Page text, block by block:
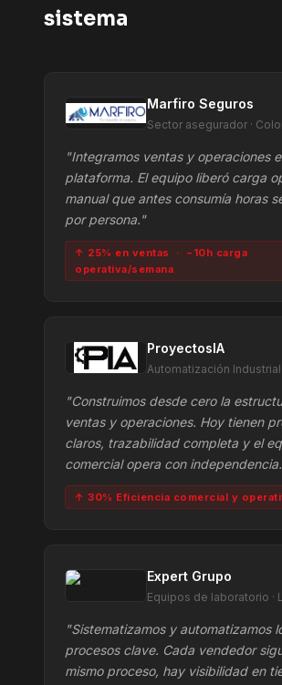
sistema
Marfiro Seguros
Sector asegurador ·
"Integramos ventas y operaciones
plataforma. El equipo liberó carga
manual que antes consumía horas
por persona."
↑ 25% en ventas · −10h carga
operativa/semana
ProyectosIA
Automatización Industrial
"Construimos desde cero la
ventas y operaciones. Hoy tienen
claros, trazabilidad completa y el
comercial opera con
↑ 30% Eficiencia comercial y
Expert Grupo
Equipos de laboratorio ·
"Sistematizamos y automatizamos
procesos clave. Cada vendedor
mismo proceso, hay visibilidad en